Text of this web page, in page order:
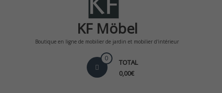
KF Möbel
Boutique en ligne de mobilier de jardin et mobilier d'intérieur
0 TOTAL
0,00€